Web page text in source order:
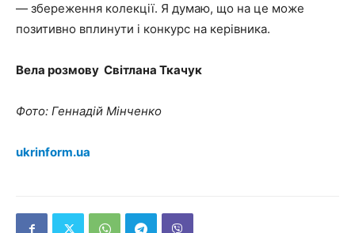
— збереження колекції. Я думаю, що на це може
позитивно вплинути і конкурс на керівника.
Вела розмову Світлана Ткачук
Фото: Геннадій Мінченко
ukrinform.ua